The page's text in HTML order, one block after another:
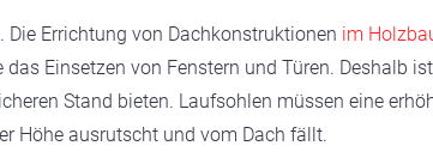
Errichtung von Dachkonstruktionen im
Einsetzen von Fenstern und Türen. Deshalb
Stand bieten. Laufsohlen müssen eine
Höhe ausrutscht und vom Dach fällt.